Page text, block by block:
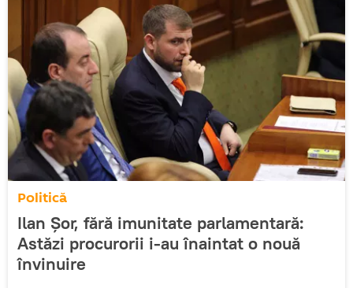
Politică
Ilan Șor, fără imunitate parlamentară:
Astăzi procurorii i-au înaintat o nouă
învinuire